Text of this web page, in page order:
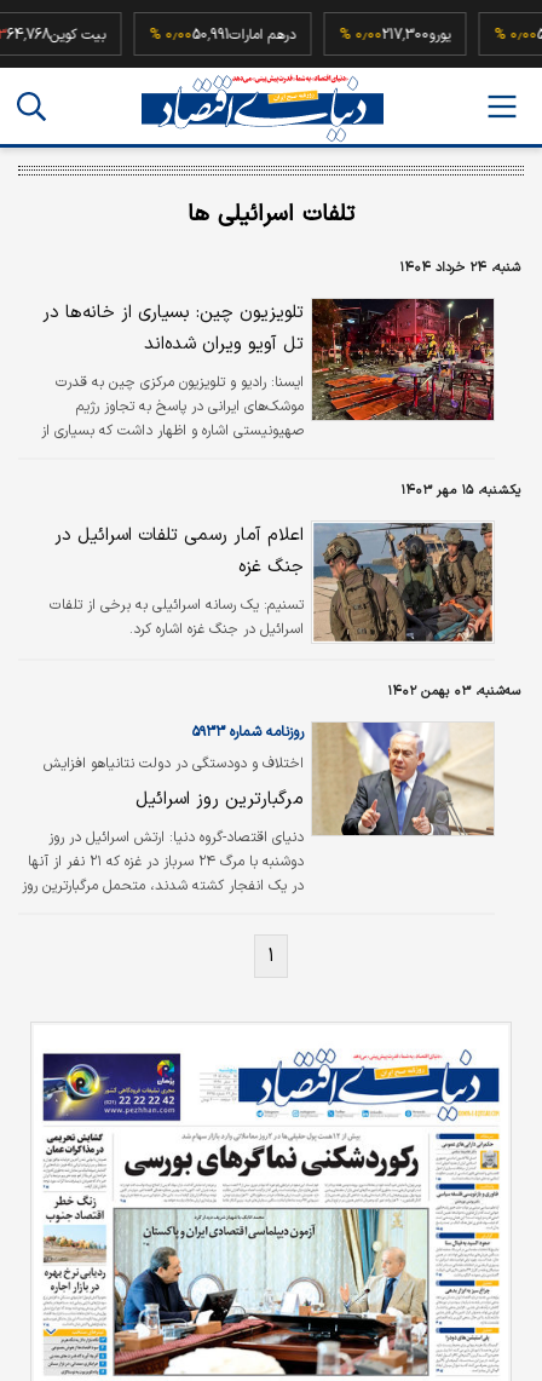
۰٫۰۰ % یورو217,300۰٫۰۰ % درهم امارات50,991۰٫۰۰ % بیت کوین
تلفات اسرائیلی ها
شنبه، ۲۴ خرداد ۱۴۰۴
تلویزیون چین: بسیاری از خانه‌ها در
تل آویو ویران شده‌اند
ايسنا: رادیو و تلویزیون مرکزی چین به قدرت
موشک‌های ایرانی در پاسخ به تجاوز رژیم
صهیونیستی اشاره و اظهار داشت که بسیاری از
یکشنبه، ۱۵ مهر ۱۴۰۳
اعلام آمار رسمی تلفات اسرائیل در
جنگ غزه
تسنیم: یک رسانه اسرائیلی به برخی از تلفات
اسرائیل در جنگ غزه اشاره کرد.
سه‌شنبه، ۰۳ بهمن ۱۴۰۲
اختلاف و دودستگی در دولت نتانیاهو افزایش
می‌یابد
روزنامه شماره ۵۹۳۳
مرگبارترین روز اسرائیل
دنیای اقتصاد-گروه دنیا: ارتش اسرائیل در روز
دوشنبه با مرگ ۲۴ سرباز در غزه که ۲۱ نفر از آنها
در یک انفجار کشته شدند، متحمل مرگبارترین روز
نیویورک‌تایمز، این مرگ‌‌‌ها می‌‌‌تواند به خشم و
اختلافات داخلی که بنیامین نتانیاهو، نخست‌‌‌وزیر
نتانیاهو بر سر جنگ با حماس با آن روبه‌‌‌رو بوده
۱